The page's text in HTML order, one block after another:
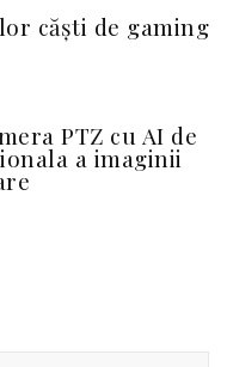
căști de gaming
PTZ cu AI de
a imaginii